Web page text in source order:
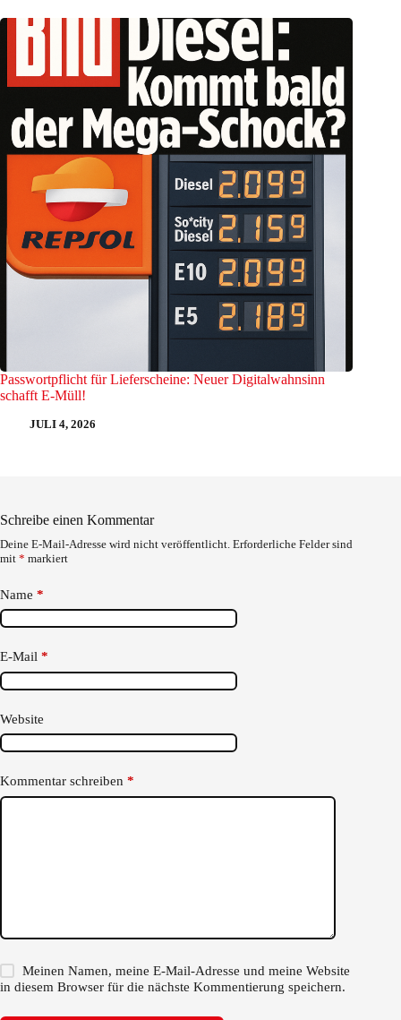
Passwortpflicht für Lieferscheine: Neuer Digitalwahnsinn
schafft E-Müll!
JULI 4, 2026
Schreibe einen Kommentar
Deine E-Mail-Adresse wird nicht veröffentlicht. Erforderliche Felder sind
mit * markiert
Name *
E-Mail *
Website
Kommentar schreiben *
Meinen Namen, meine E-Mail-Adresse und meine Website
in diesem Browser für die nächste Kommentierung speichern.